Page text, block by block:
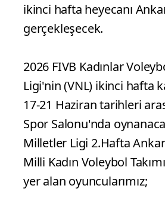
ikinci hafta heyecanı
gerçekleşecek.
2026 FIVB Kadınlar
Ligi'nin (VNL) ikinci hafta
17-21 Haziran tarihleri
Spor Salonu'nda
Milletler Ligi 2.Hafta
Milli Kadın Voleybol
yer alan oyuncularımız;